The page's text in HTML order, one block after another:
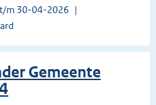
m 30-04-2026
Gemeente